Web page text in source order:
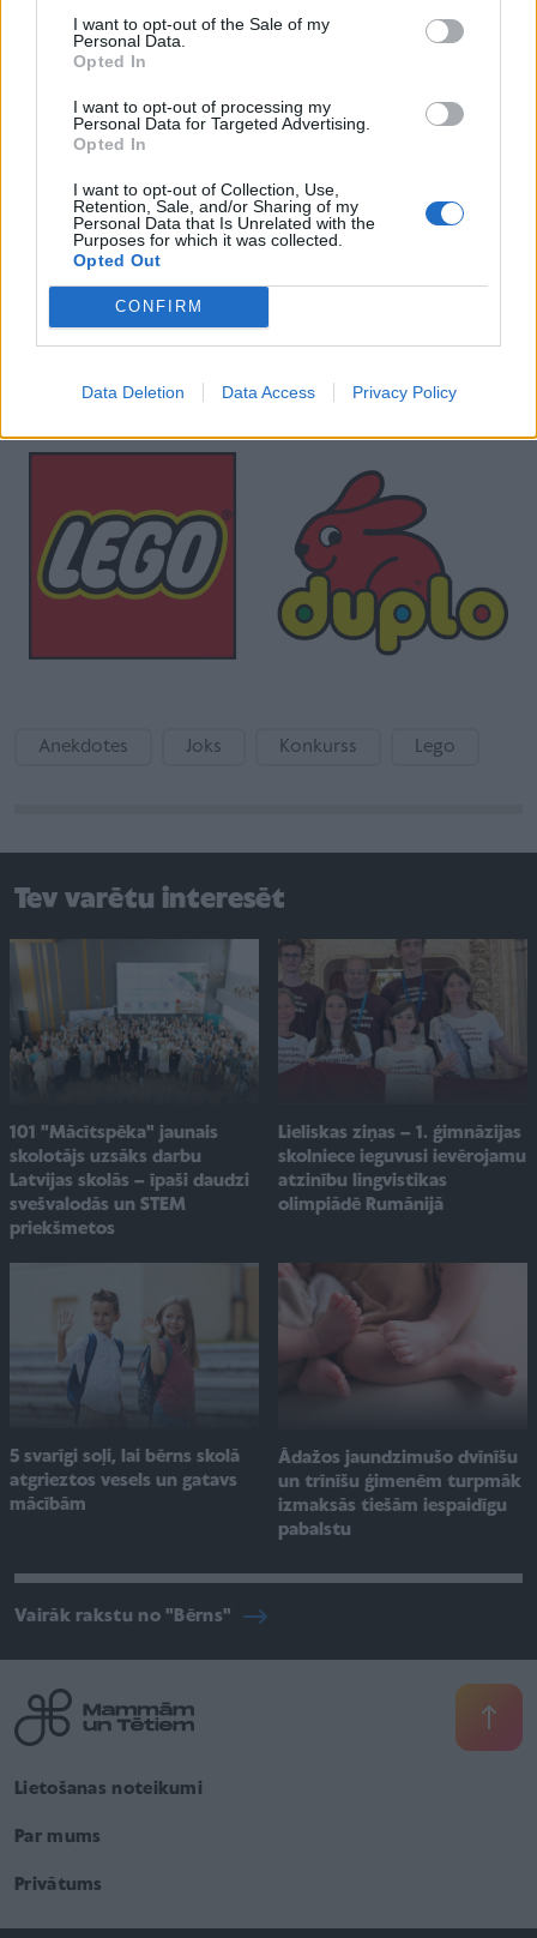
I want to opt-out of the Sale of my
Personal Data.
Opted In
I want to opt-out of processing my
Personal Data for Targeted Advertising.
Opted In
I want to opt-out of Collection, Use,
Retention, Sale, and/or Sharing of my
Personal Data that Is Unrelated with the
Purposes for which it was collected.
Opted Out
CONFIRM
Data Deletion Data Access Privacy Policy
Lai redzētu pilnu piedāvājumu, lūdzu,
Anekdotes Joks Konkurss Lego
Tev varētu interesēt
101 "Mācītspēka" jaunais
skolotājs uzsāks darbu
Latvijas skolās – īpaši daudzi
svešvalodās un STEM
priekšmetos
Lieliskas ziņas – 1. ģimnāzijas
skolniece ieguvusi ievērojamu
atzinību lingvistikas
olimpiādē Rumānijā
5 svarīgi soļi, lai bērns skolā
atgrieztos vesels un gatavs
mācībām
Ādažos jaundzimušo dvīnīšu
un trīnīšu ģimenēm turpmāk
izmaksās tiešām iespaidīgu
pabalstu
Vairāk rakstu no "Bērns"
Lietošanas noteikumi
Par mums
Privātums